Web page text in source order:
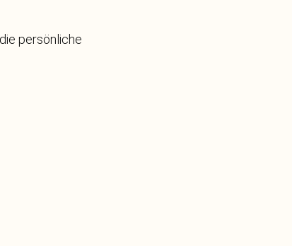
persönliche